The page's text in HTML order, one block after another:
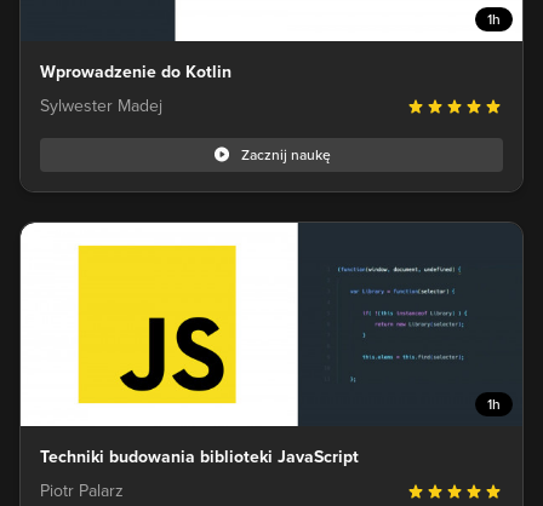
1h
Wprowadzenie do Kotlin
Sylwester Madej
Zacznij naukę
1h
Techniki budowania biblioteki JavaScript
Piotr Palarz